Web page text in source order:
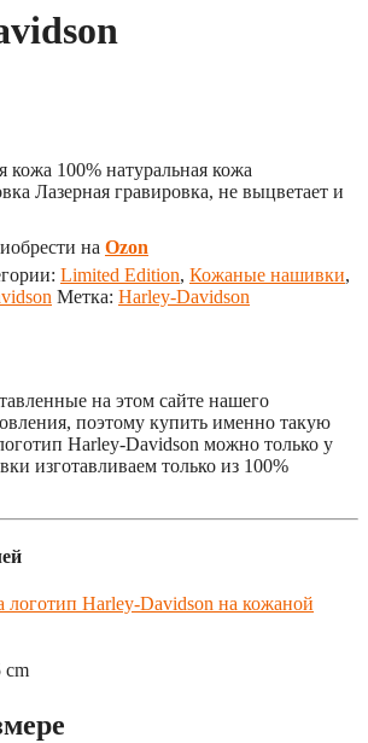
100% натуральная кожа
Лазерная гравировка, не выцветает и
на Ozon
Limited Edition, Кожаные нашивки,
Метка: Harley-Davidson
на этом сайте нашего
поэтому купить именно такую
Harley-Davidson можно только у
изготавливаем только из 100%
cm